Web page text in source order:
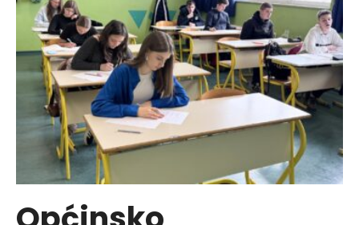
SREDSTAVA
ZA
OBNOVU
I
OPREMANJE
OBRAZOVNIH
USTANOVA
SA
PODRUČJA
OPĆINE